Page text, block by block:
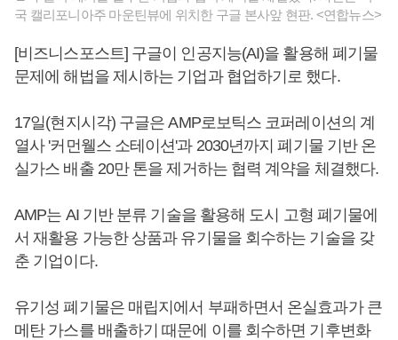
국 캘리포니아주 마운틴뷰에 위치한 구글 본사앞 현판. <연합뉴스>
[비즈니스포스트] 구글이 인공지능(AI)을 활용해 폐기물
문제에 해법을 제시하는 기업과 협업하기로 했다.
17일(현지시각) 구글은 AMP로보틱스 코퍼레이션의 계
열사 '커먼웰스 소테이션'과 2030년까지 폐기물 기반 온
실가스 배출 20만 톤을 제거하는 협력 계약을 체결했다.
AMP는 AI 기반 분류 기술을 활용해 도시 고형 폐기물에
서 재활용 가능한 상품과 유기물을 회수하는 기술을 갖
춘 기업이다.
유기성 폐기물은 매립지에서 부패하면서 온실효과가 큰
메탄 가스를 배출하기 때문에 이를 회수하면 기후변화